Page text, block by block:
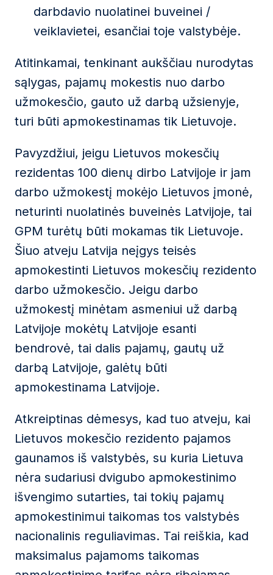
darbdavio nuolatinei buveinei /
veiklavietei, esančiai toje valstybėje.
Atitinkamai, tenkinant aukščiau nurodytas
sąlygas, pajamų mokestis nuo darbo
užmokesčio, gauto už darbą užsienyje,
turi būti apmokestinamas tik Lietuvoje.
Pavyzdžiui, jeigu Lietuvos mokesčių
rezidentas 100 dienų dirbo Latvijoje ir jam
darbo užmokestį mokėjo Lietuvos įmonė,
neturinti nuolatinės buveinės Latvijoje, tai
GPM turėtų būti mokamas tik Lietuvoje.
Šiuo atveju Latvija neįgys teisės
apmokestinti Lietuvos mokesčių rezidento
darbo užmokesčio. Jeigu darbo
užmokestį minėtam asmeniui už darbą
Latvijoje mokėtų Latvijoje esanti
bendrovė, tai dalis pajamų, gautų už
darbą Latvijoje, galėtų būti
apmokestinama Latvijoje.
Atkreiptinas dėmesys, kad tuo atveju, kai
Lietuvos mokesčio rezidento pajamos
gaunamos iš valstybės, su kuria Lietuva
nėra sudariusi dvigubo apmokestinimo
išvengimo sutarties, tai tokių pajamų
apmokestinimui taikomas tos valstybės
nacionalinis reguliavimas. Tai reiškia, kad
maksimalus pajamoms taikomas